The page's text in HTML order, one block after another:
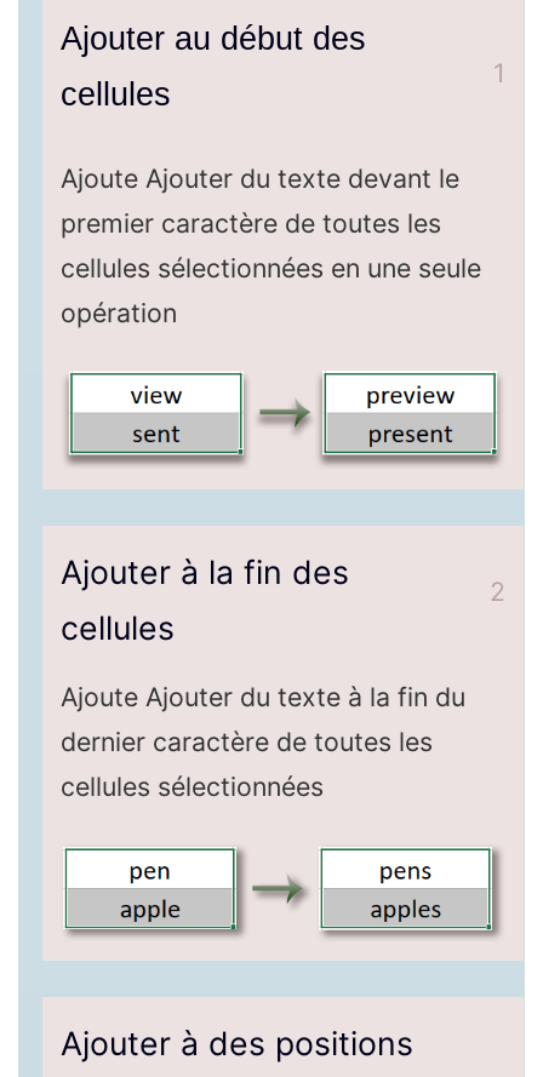
Ajouter au début des
cellules
1
Ajoute Ajouter du texte devant le
premier caractère de toutes les
cellules sélectionnées en une seule
opération
Ajouter à la fin des
cellules
2
Ajoute Ajouter du texte à la fin du
dernier caractère de toutes les
cellules sélectionnées
Ajouter à des positions